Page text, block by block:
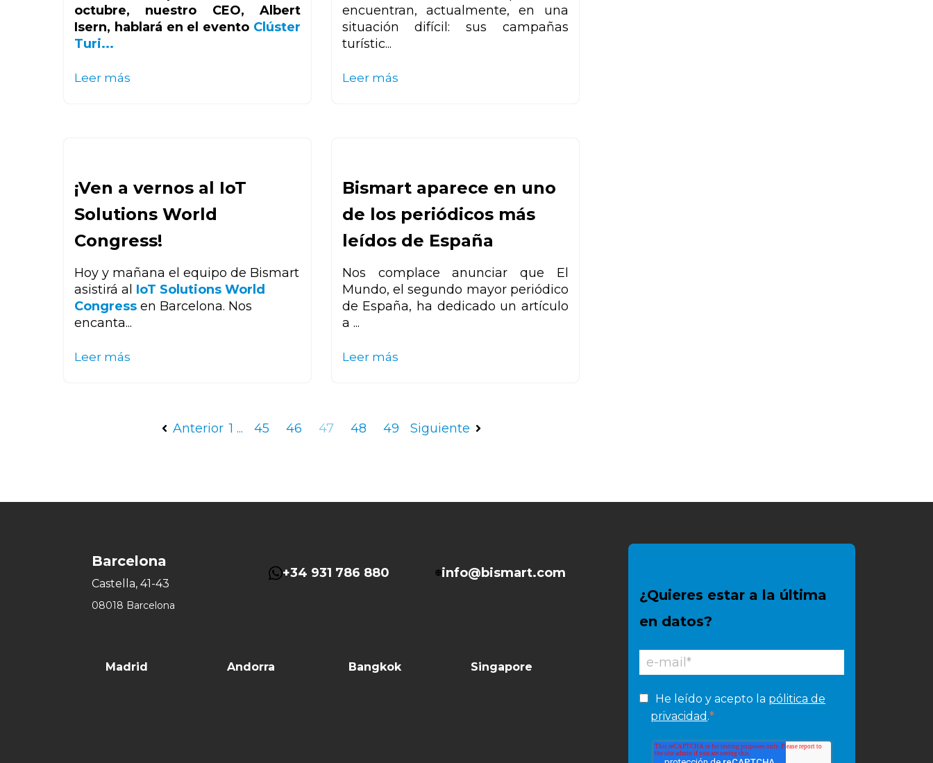
octubre, nuestro CEO, Albert
Isern, hablará en el evento Clúster
Turi...
Leer más
encuentran, actualmente, en una
situación difícil: sus campañas
turístic...
Leer más
¡Ven a vernos al IoT
Solutions World
Congress!
Hoy y mañana el equipo de Bismart
asistirá al IoT Solutions World
Congress en Barcelona. Nos
encanta...
Leer más
Bismart aparece en uno
de los periódicos más
leídos de España
Nos complace anunciar que El
Mundo, el segundo mayor periódico
de España, ha dedicado un artículo
a ...
Leer más
Anterior 1 ... 45 46 47 48 49 Siguiente
Barcelona
Castella, 41-43
08018 Barcelona
+34 931 786 880 info@bismart.com
Madrid Andorra Bangkok Singapore
¿Quieres estar a la última
en datos?
He leído y acepto la pólitica de
privacidad .*